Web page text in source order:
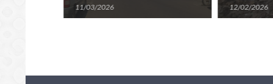
el Circuito Comercial de
Encarnación
11/03/2026
Itapúa
12/02/2026